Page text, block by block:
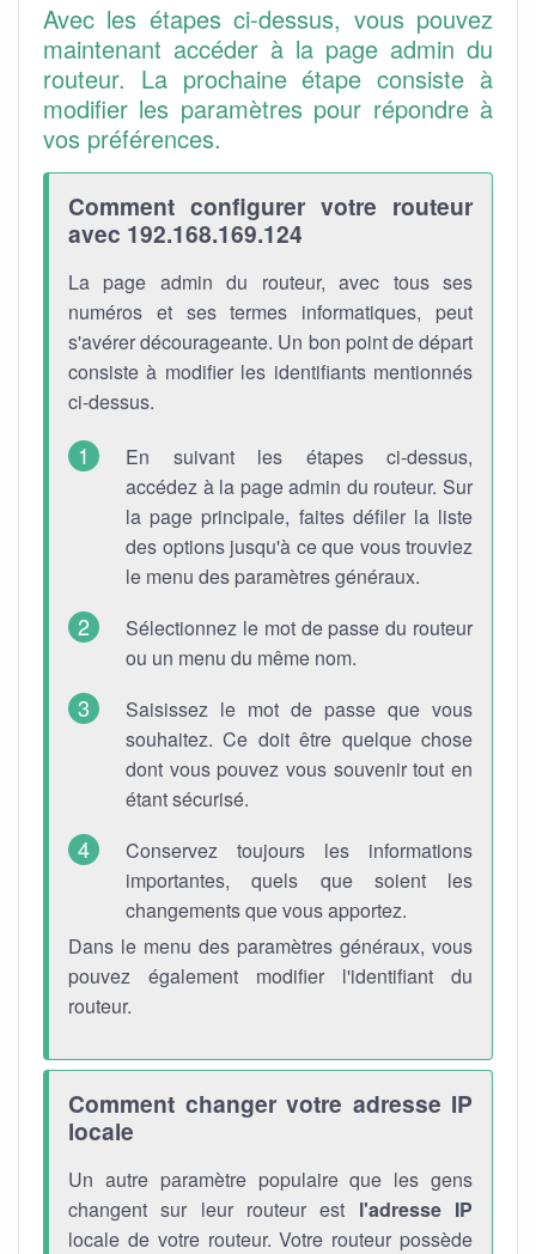
Avec les étapes ci-dessus, vous pouvez
maintenant accéder à la page admin du
routeur. La prochaine étape consiste à
modifier les paramètres pour répondre à
vos préférences.
Comment configurer votre routeur
avec 192.168.169.124
La page admin du routeur, avec tous ses
numéros et ses termes informatiques, peut
s'avérer décourageante. Un bon point de départ
consiste à modifier les identifiants mentionnés
ci-dessus.
En suivant les étapes ci-dessus,
accédez à la page admin du routeur. Sur
la page principale, faites défiler la liste
des options jusqu'à ce que vous trouviez
le menu des paramètres généraux.
Sélectionnez le mot de passe du routeur
ou un menu du même nom.
Saisissez le mot de passe que vous
souhaitez. Ce doit être quelque chose
dont vous pouvez vous souvenir tout en
étant sécurisé.
Conservez toujours les informations
importantes, quels que soient les
changements que vous apportez.
Dans le menu des paramètres généraux, vous
pouvez également modifier l'identifiant du
routeur.
Comment changer votre adresse IP
locale
Un autre paramètre populaire que les gens
changent sur leur routeur est l'adresse IP
locale de votre routeur. Votre routeur possède